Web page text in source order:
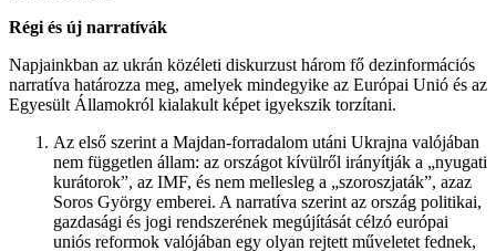
Régi és új narratívák
Napjainkban az ukrán közéleti diskurzust három fő dezinformációs
narratíva határozza meg, amelyek mindegyike az Európai Unió és az
Egyesült Államokról kialakult képet igyekszik torzítani.
Az első szerint a Majdan-forradalom utáni Ukrajna valójában
nem független állam: az országot kívülről irányítják a „nyugati
kurátorok”, az IMF, és nem mellesleg a „szoroszjaták”, azaz
Soros György emberei. A narratíva szerint az ország politikai,
gazdasági és jogi rendszerének megújítását célzó európai
uniós reformok valójában egy olyan rejtett műveletet fednek,